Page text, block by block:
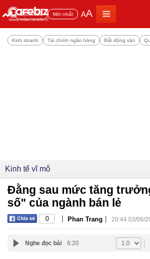
Đọc nhiều Mới nhất AA
Kinh doanh Tài chính ngân hàng Bất động sản
Kinh tế vĩ mô
Đằng sau mức tăng
số" của ngành bán lẻ
0 | Phan Trang | 20:44 03/06/
Nghe đọc bài 6:20